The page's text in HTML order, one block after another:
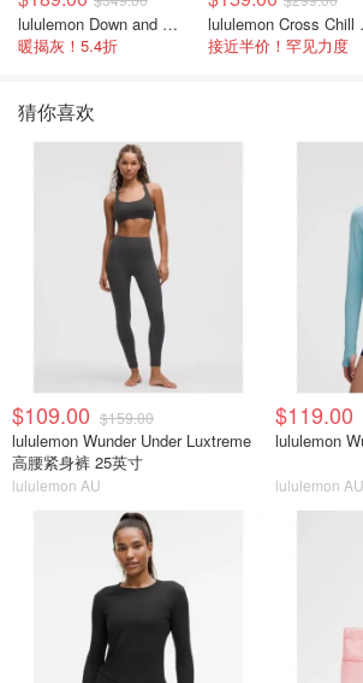
lululemon Down and Around 羽绒夹克
暖揭灰！5.4折
接近半价！罕见力度
猜你喜欢
$109.00 $159.00
lululemon Wunder Under Luxtreme
高腰紧身裤 25英寸
lululemon AU
$119.00
lululemon
lululemon AU